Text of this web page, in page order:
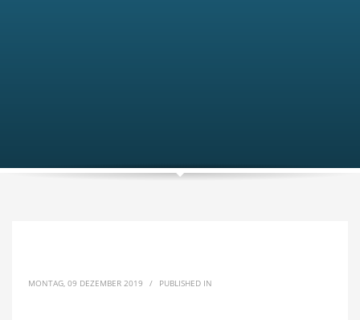
MONTAG, 09 DEZEMBER 2019 / PUBLISHED IN